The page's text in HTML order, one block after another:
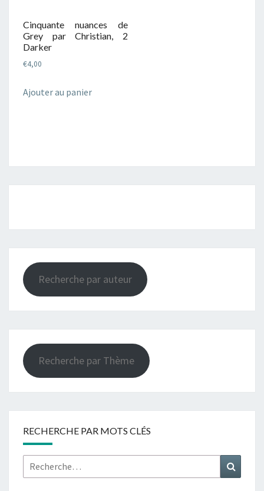
Cinquante nuances de
Grey par Christian, 2
Darker
€4,00
Ajouter au panier
Recherche par auteur
Recherche par Thème
RECHERCHE PAR MOTS CLÉS
Rechercher :